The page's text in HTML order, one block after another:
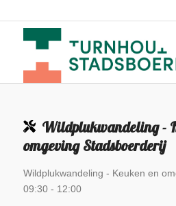
Wildplukwandeling -
omgeving Stadsboerderij
Wildplukwandeling - Keuken en
09:30- 12:00